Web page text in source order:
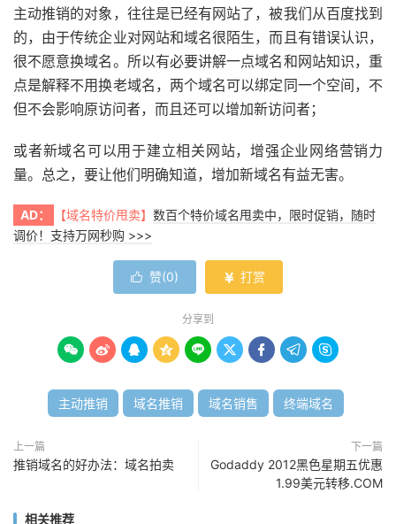
主动推销的对象，往往是已经有网站了，被我们从百度找到
的，由于传统企业对网站和域名很陌生，而且有错误认识，
很不愿意换域名。所以有必要讲解一点域名和网站知识，重
点是解释不用换老域名，两个域名可以绑定同一个空间，不
但不会影响原访问者，而且还可以增加新访问者；
或者新域名可以用于建立相关网站，增强企业网络营销力
量。总之，要让他们明确知道，增加新域名有益无害。
AD： 【域名特价甩卖】 数百个特价域名甩卖中，限时促销，随时
调价！支持万网秒购 >>>
 赞(0)  打赏
分享到
        
主动推销 域名推销 域名销售 终端域名
上一篇
推销域名的好办法：域名拍卖
下一篇
Godaddy 2012黑色星期五优惠
1.99美元转移.COM
相关推荐